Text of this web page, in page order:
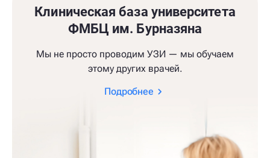
Клиническая база университета
ФМБЦ им. Бурназяна
Мы не просто проводим УЗИ — мы обучаем
этому других врачей.
Подробнее